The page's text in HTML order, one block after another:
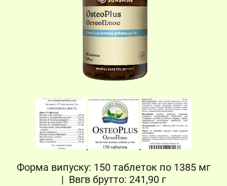
Форма випуску: 150 таблеток по 1385 мг
| Ввгв брутто: 241,90 г